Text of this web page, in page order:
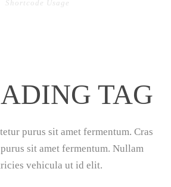
Shortcode Usage
TAG
purus sit amet fermentum. Cras
sit amet fermentum. Nullam
vehicula ut id elit.